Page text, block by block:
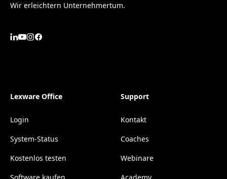
Wir erleichtern Unternehmertum.
Lexware Office
Login
System-Status
Kostenlos testen
Support
Kontakt
Coaches
Webinare